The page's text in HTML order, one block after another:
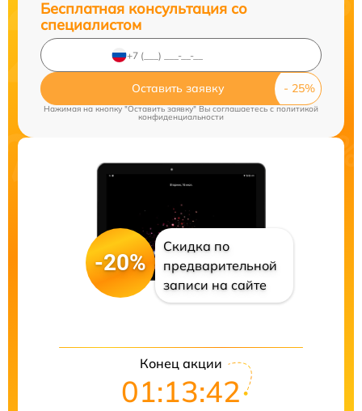
Бесплатная консультация со
специалистом
Оставить заявку
Нажимая на кнопку "Оставить заявку" Вы соглашаетесь c политикой
конфиденциальности
-20%
Скидка по
предварительной
записи на сайте
Конец акции
01:13:41